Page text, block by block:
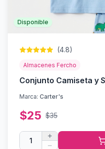
Disponible
(4.8)
Almacenes Fercho
Conjunto Camiseta y
Marca: Carter's
$25 $35
1